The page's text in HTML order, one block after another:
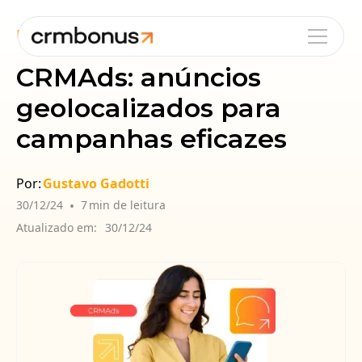
Blog Sales Customer Attraction
CRMAds: anúncios
geolocalizados para
campanhas eficazes
Por:Gustavo Gadotti
30/12/24 • 7min de leitura
Atualizado em: 30/12/24